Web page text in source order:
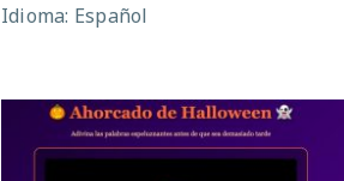
Idioma: Español